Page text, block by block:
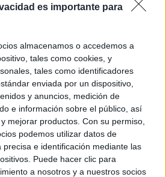
es importante para
almacenamos o accedemos a
tales como cookies, y
tales como identificadores
enviada por un dispositivo,
y anuncios, medición de
e información sobre el público, así
mejorar productos. Con su permiso,
podemos utilizar datos de
precisa e identificación mediante las
Puede hacer clic para
a nosotros y a nuestros socios